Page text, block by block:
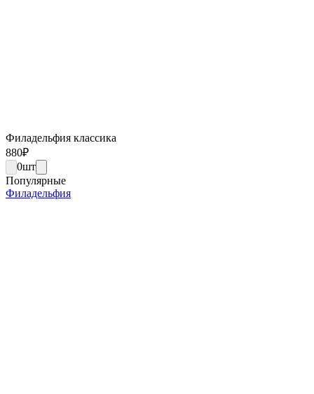
Филадельфия классика
880₽
0шт
Популярные
Филадельфия